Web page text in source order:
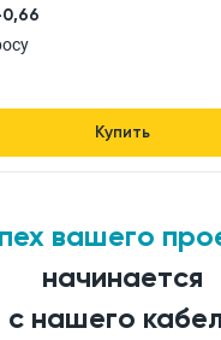
0,66
Купить
вашего
начинается
с нашего